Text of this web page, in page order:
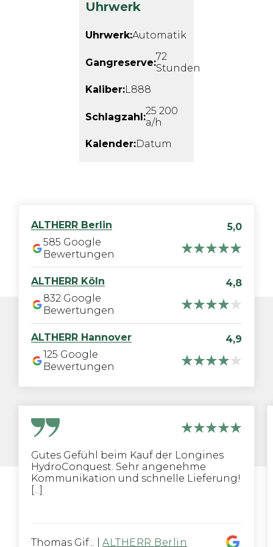
Uhrwerk
Uhrwerk:Automatik
Gangreserve:72
Stunden
Kaliber:L888
Schlagzahl:25 200
a/h
Kalender:Datum
ALTHERR Berlin
5,0
585 Google
Bewertungen
ALTHERR Köln
4,8
832 Google
Bewertungen
ALTHERR Hannover
4,9
125 Google
Bewertungen
Gutes Gefühl beim Kauf der Longines
HydroConquest. Sehr angenehme
Kommunikation und schnelle Lieferung!
[...]
Thomas Gif... ALTHERR Berlin